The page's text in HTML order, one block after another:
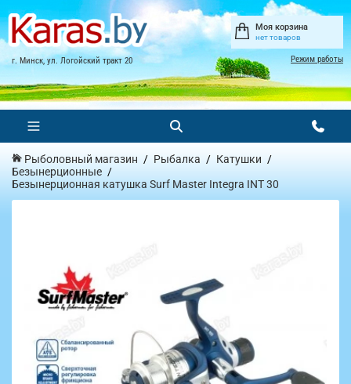
г. Минск, ул. Логойский тракт 20
Моя корзина
нет товаров
Режим работы
Рыболовный магазин Рыбалка
Катушки
Безынерционные
Безынерционная катушка Surf Master Integra INT 30